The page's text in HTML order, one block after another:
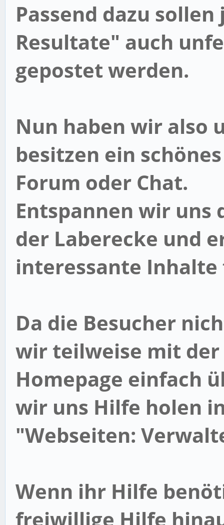
Passend dazu
Resultate" auch
gepostet werden.
Nun haben wir also
besitzen ein
Forum oder Chat.
Entspannen wir uns
der Laberecke und
interessante Inhalte
Da die Besucher
wir teilweise mit
Homepage einfach
wir uns Hilfe holen
"Webseiten:
Wenn ihr Hilfe
freiwillige Hilfe